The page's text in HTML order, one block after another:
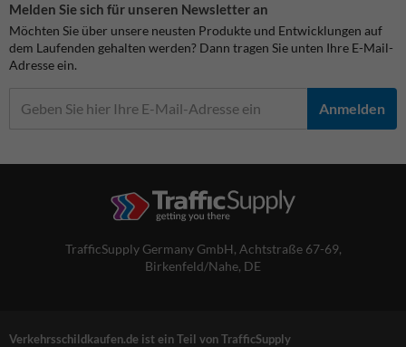
Melden Sie sich für unseren Newsletter an
Möchten Sie über unsere neusten Produkte und Entwicklungen auf
dem Laufenden gehalten werden? Dann tragen Sie unten Ihre E-Mail-
Adresse ein.
Anmelden
TrafficSupply Germany GmbH, Achtstraße 67-69,
Birkenfeld/Nahe, DE
Verkehrsschildkaufen.de ist ein Teil von TrafficSupply